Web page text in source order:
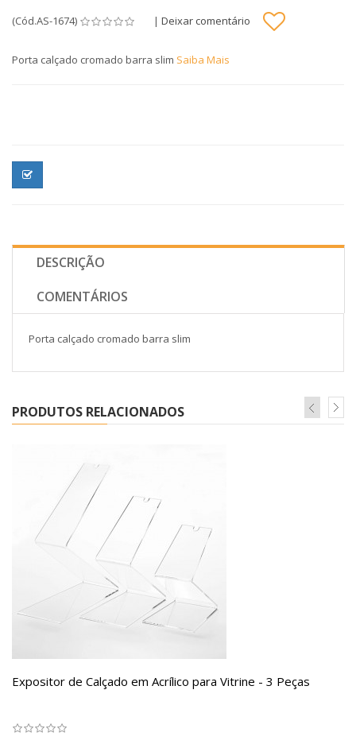
(Cód.AS-1674) | Deixar comentário
Porta calçado cromado barra slim Saiba Mais
DESCRIÇÃO
COMENTÁRIOS
Porta calçado cromado barra slim
PRODUTOS RELACIONADOS
Expositor de Calçado em Acrílico para Vitrine - 3 Peças